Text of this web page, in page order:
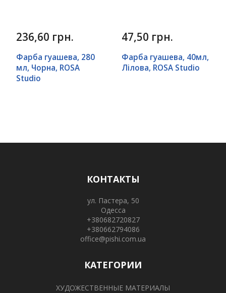
236,60 грн.
Фарба гуашева, 280
мл, Чорна, ROSA
Studio
47,50 грн.
Фарба гуашева, 40мл,
Лілова, ROSA Studio
КОНТАКТЫ
ул. Пастера, 50
Одесса
+380682720827
+380662794086
office@pishi.com.ua
КАТЕГОРИИ
ХУДОЖЕСТВЕННЫЕ МАТЕРИАЛЫ